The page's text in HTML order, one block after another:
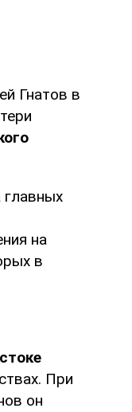
Гнатов в
на
в
При
он